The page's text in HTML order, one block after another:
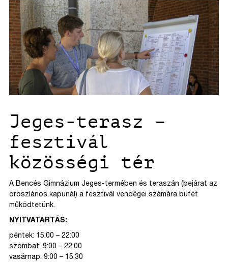
Jeges-terasz –
fesztivál
közösségi tér
A Bencés Gimnázium Jeges-termében és teraszán (bejárat az
oroszlános kapunál) a fesztivál vendégei számára büfét
működtetünk.
NYITVATARTÁS:
péntek: 15:00 – 22:00
szombat: 9:00 – 22:00
vasárnap: 9:00 – 15:30